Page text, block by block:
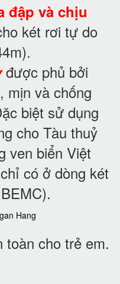
đập và chịu
két rơi tự do
được phủ bởi
mịn và chống
biệt sử dụng
cho Tàu thuỷ
ven biển Việt
có ở dòng két
toàn cho trẻ em.